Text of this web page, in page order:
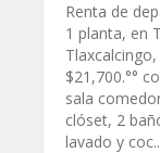
Renta de
1 planta, en
$21,700.°°
sala
clóset, 2
lavado y